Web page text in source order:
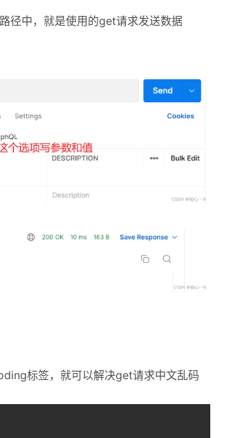
径中，就是使用的get请求发送数据
标签，就可以解决get请求中文乱码